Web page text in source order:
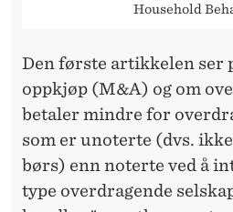
Household
Den første artikkelen ser
oppkjøp (M&A) og om
betaler mindre for
som er unoterte (dvs.
børs) enn noterte ved å
type overdragende